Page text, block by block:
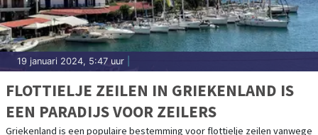
19 januari 2024, 5:47 uur
FLOTTIELJE ZEILEN IN GRIEKENLAND IS
EEN PARADIJS VOOR ZEILERS
Griekenland is een populaire bestemming voor flottielje zeilen vanwege